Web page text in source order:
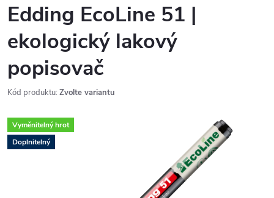
Edding EcoLine 51 |
ekologický lakový
popisovač
Kód produktu: Zvolte variantu
Vyměnitelný hrot
Doplnitelný